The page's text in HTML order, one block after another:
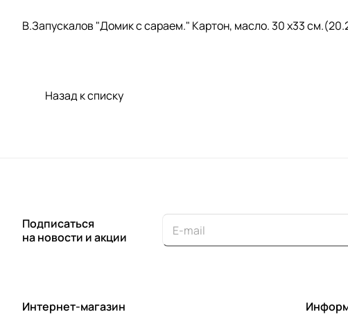
В.Запускалов "Домик с сараем." Картон, масло. 30 х33
Назад к списку
Подписаться
на новости и акции
Интернет-магазин